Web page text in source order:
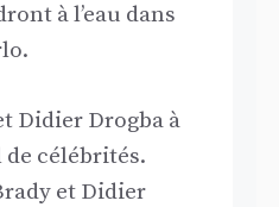
à l’eau dans
Didier Drogba à
célébrités.
et Didier